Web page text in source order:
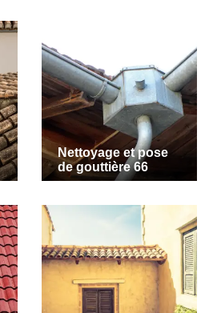
Nettoyage et pose
de gouttière 66